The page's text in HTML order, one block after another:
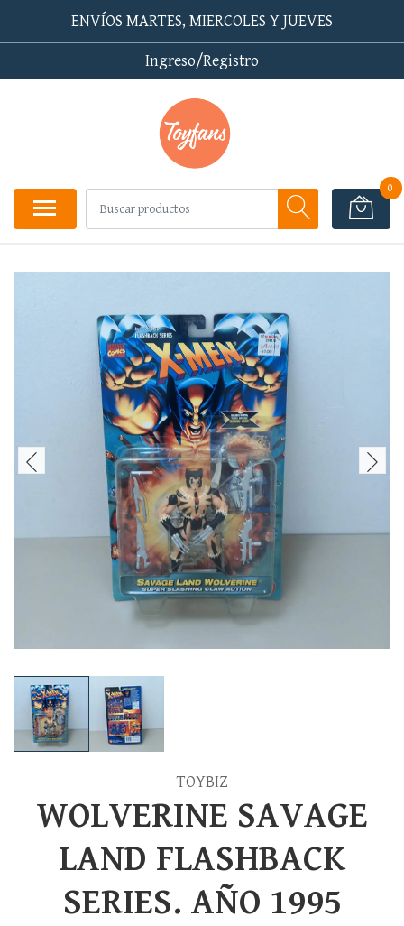
ENVÍOS MARTES, MIERCOLES Y JUEVES
Ingreso/Registro
0
TOYBIZ
WOLVERINE SAVAGE
LAND FLASHBACK
SERIES. AÑO 1995